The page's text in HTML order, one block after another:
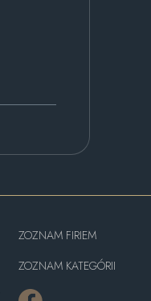
ZOZNAM FIRIEM
ZOZNAM KATEGÓRII